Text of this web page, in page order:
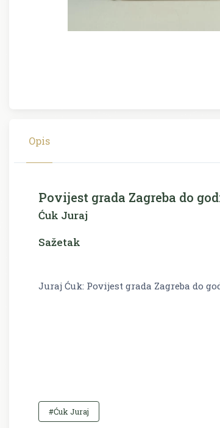
Opis
Povijest grada Zagreba do
Ćuk Juraj
Sažetak
Juraj Ćuk: Povijest grada Zagreba do
#Ćuk Juraj